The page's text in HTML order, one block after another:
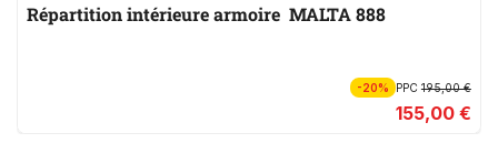
Répartition intérieure armoire MALTA 888
-20% PPC195,00 €
155,00 €